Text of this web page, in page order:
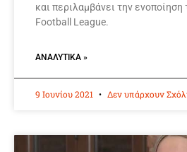
και περιλαμβάνει την
Football League.
ΑΝΑΛΥΤΙΚΆ »
9 Ιουνίου 2021 Δεν υπάρχουν